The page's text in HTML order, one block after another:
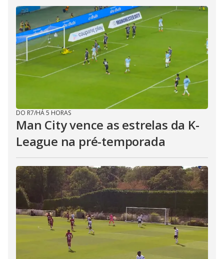
DO R7/HÁ 5 HORAS
Man City vence as estrelas da K-
League na pré-temporada